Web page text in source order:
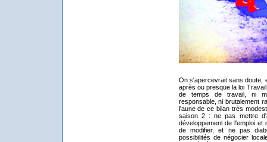
On s'apercevrait sans doute,
après ou presque la loi
de temps de travail, ni
responsable, ni brutalement
l'aune de ce bilan très
saison 2 : ne pas mettre
développement de l'emploi
de modifier, et ne pas
possibilités de négocier